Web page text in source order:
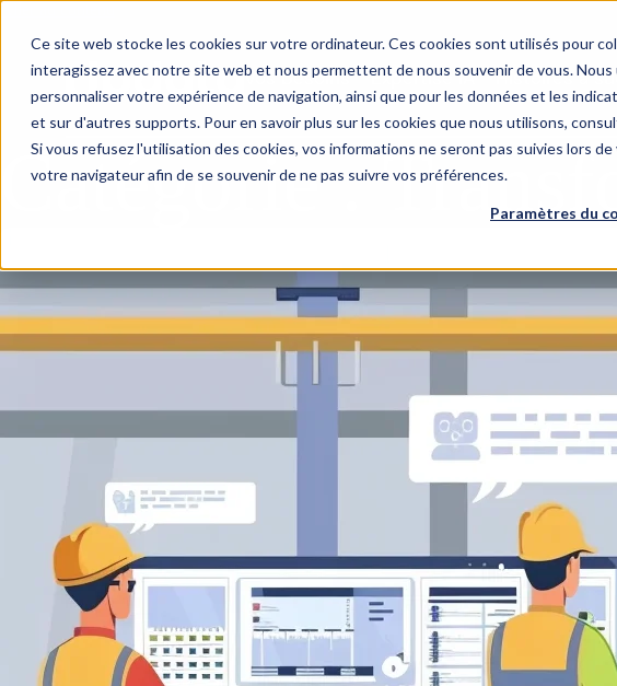
Ce site web stocke les cookies sur votre ordinateur. Ces cookies sont utilisés pour
interagissez avec notre site web et nous permettent de nous souvenir de vous.
personnaliser votre expérience de navigation, ainsi que pour les données et les
et sur d'autres supports. Pour en savoir plus sur les cookies que nous utilisons,
Si vous refusez l'utilisation des cookies, vos informations ne seront pas suivies lors
votre navigateur afin de se souvenir de ne pas suivre vos préférences.
Paramètres du
Aller au contenu
Vos besoins Expertise IA Histoires à
Catégorie :